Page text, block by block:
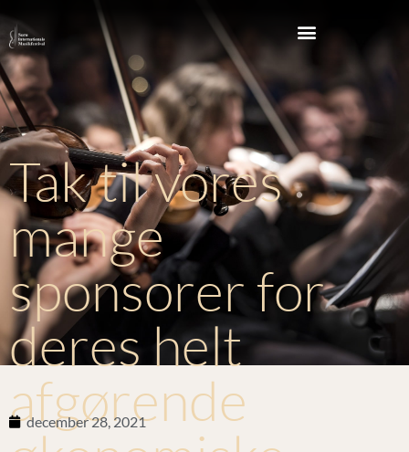
Tak til vores
mange
sponsorer for
deres helt
afgørende
december 28, 2021